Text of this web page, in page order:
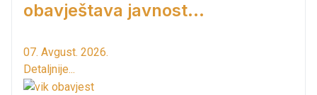
obavještava javnost...
07. Avgust. 2026.
Detaljnije...